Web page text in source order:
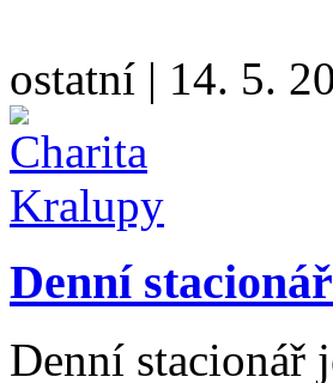
ostatní | 14. 5.
Denní
Denní stacionář